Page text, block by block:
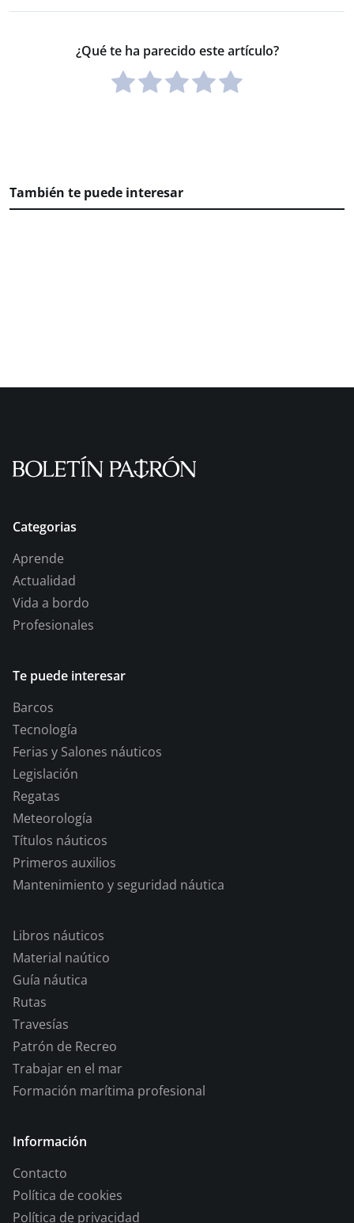
¿Qué te ha parecido este artículo?
También te puede interesar
Categorias
Aprende
Actualidad
Vida a bordo
Profesionales
Te puede interesar
Barcos
Tecnología
Ferias y Salones náuticos
Legislación
Regatas
Meteorología
Títulos náuticos
Primeros auxilios
Mantenimiento y seguridad náutica
Libros náuticos
Material naútico
Guía náutica
Rutas
Travesías
Patrón de Recreo
Trabajar en el mar
Formación marítima profesional
Información
Contacto
Política de cookies
Política de privacidad